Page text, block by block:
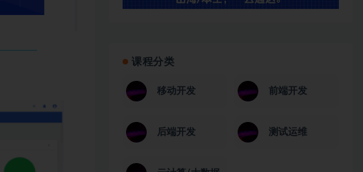
课程分类
移动开发 前端开发
后端开发 测试运维